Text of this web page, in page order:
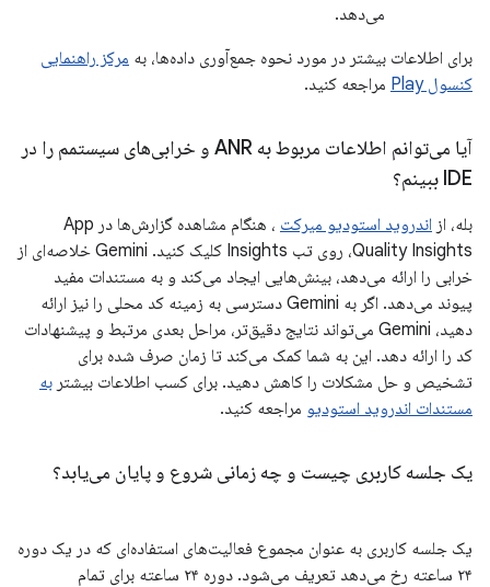
می‌دهد.
برای اطلاعات بیشتر در مورد نحوه جمع‌آوری داده‌ها، به مرکز راهنمایی
کنسول Play
مراجعه کنید.
آیا می‌توانم اطلاعات مربوط به ANR و خرابی‌های سیستمم را در
IDE ببینم؟
بله، از اندروید استودیو میرکت
، هنگام مشاهده گزارش‌ها در App
Quality Insights، روی تب Insights کلیک کنید. Gemini خلاصه‌ای از
خرابی را ارائه می‌دهد، بینش‌هایی ایجاد می‌کند و به مستندات مفید
پیوند می‌دهد. اگر به Gemini دسترسی به زمینه کد محلی را نیز ارائه
دهید، Gemini می‌تواند نتایج دقیق‌تر، مراحل بعدی مرتبط و پیشنهادات
کد را ارائه دهد. این به شما کمک می‌کند تا زمان صرف شده برای
تشخیص و حل مشکلات را کاهش دهید. برای کسب اطلاعات بیشتر به
مستندات اندروید استودیو مراجعه کنید.
یک جلسه کاربری چیست و چه زمانی شروع و پایان می‌یابد؟
یک جلسه کاربری به عنوان مجموع فعالیت‌های استفاده‌ای که در یک دوره
۲۴ ساعته رخ می‌دهد تعریف می‌شود. دوره ۲۴ ساعته برای تمام